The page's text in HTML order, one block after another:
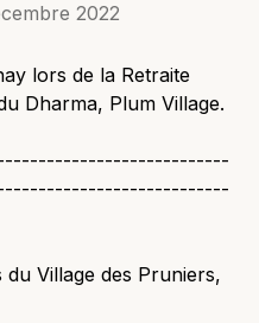
2022
lors de la Retraite
Dharma, Plum Village.
du Village des Pruniers,